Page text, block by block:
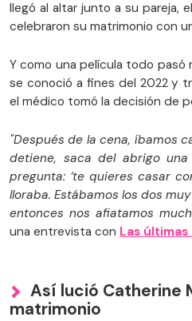
llegó al altar junto a su pareja,
celebraron su matrimonio con
Y como una película todo pasó
se conoció a fines del 2022 y
el médico tomó la decisión de
"Después de la cena, íbamos
detiene, saca del abrigo
pregunta: ‘te quieres casar
lloraba. Estábamos los dos
entonces nos afiatamos
una entrevista con Las
Así lució Catherine
matrimonio